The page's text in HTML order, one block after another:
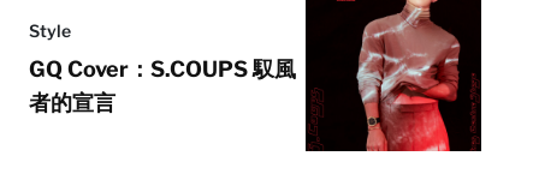
Style
GQ Cover：S.COUPS 馭風
者的宣言